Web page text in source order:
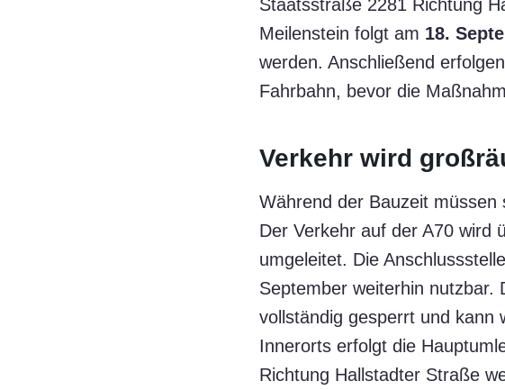
Staatsstraße 2281 Richtung
Meilenstein folgt am 18.
werden. Anschließend
Fahrbahn, bevor die
Verkehr wird
Während der Bauzeit müssen
Der Verkehr auf der A70 wird
umgeleitet. Die
September weiterhin nutzbar.
vollständig gesperrt und kann
Innerorts erfolgt die
Richtung Hallstadter Straße